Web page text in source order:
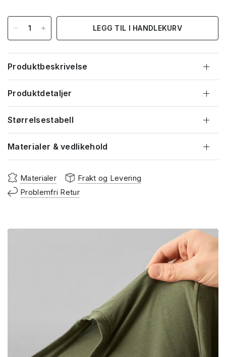
LEGG TIL I HANDLEKURV
Produktbeskrivelse
Produktdetaljer
Størrelsestabell
Materialer & vedlikehold
Materialer
Frakt og Levering
Problemfri Retur